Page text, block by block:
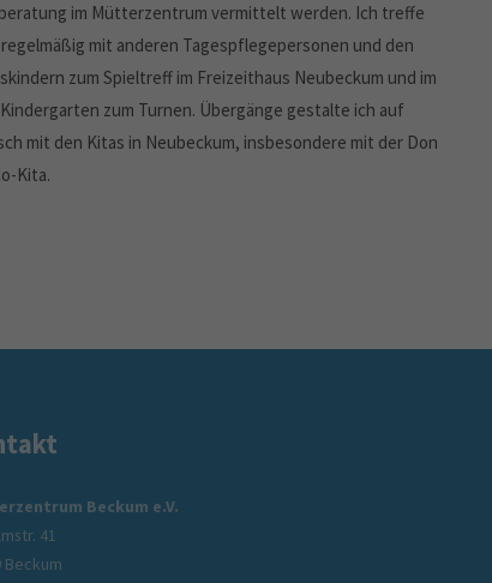
im Mütterzentrum vermittelt werden. Ich treffe
mit anderen Tagespflegepersonen und den
zum Spieltreff im Freizeithaus Neubeckum und im
Kindergarten zum Turnen. Übergänge gestalte ich auf
mit den Kitas in Neubeckum, insbesondere mit der Don
Kita.
Soziales Netzwerk gGmbH
und Unterstützung –
in der Region
Beckum e.V.
41
Beckum